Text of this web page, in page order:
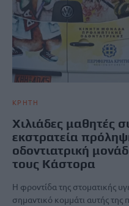
ΚΡΗΤΗ
Χιλιάδες μαθητές
εκστρατεία
οδοντιατρική
τους Κάστορα
Η φροντίδα της στοματικής
σημαντικό κομμάτι αυτής